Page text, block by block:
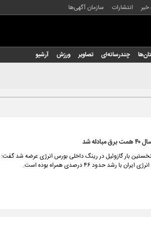
انتشارات سازمان آگهی‌ها
چندرسانه‌ای تصاویر ورزش آرشیو
شد
بار گازوئیل در رینگ داخلی بورس انرژی عرضه شد گفت:
حدود ۴۶ درصدی همراه بوده است.